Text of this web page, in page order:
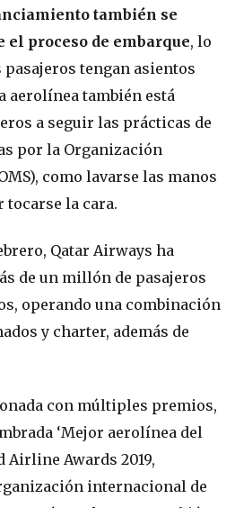
también se
proceso de embarque, lo
pasajeros tengan asientos
aerolínea también está
a seguir las prácticas de
por la Organización
como lavarse las manos
la cara.
Qatar Airways ha
de un millón de pasajeros
operando una combinación
y charter, además de
con múltiples premios,
‘Mejor aerolínea del
Airline Awards 2019,
internacional de